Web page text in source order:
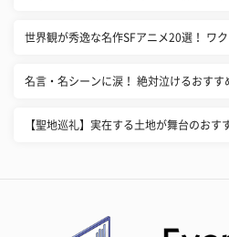
世界観が秀逸な名作SFアニメ20選！ ワ
名言・名シーンに涙！ 絶対泣けるおすす
【聖地巡礼】実在する土地が舞台のおす